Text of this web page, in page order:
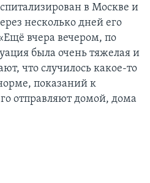
в Москве и
несколько дней его
вчера вечером, по
была очень тяжелая и
что случилось какое-то
показаний к
отправляют домой, дома